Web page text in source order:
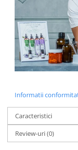
Informatii
Caracteristici
Review-uri(0)